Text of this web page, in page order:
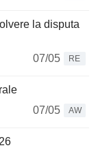
la disputa
07/05
RE
07/05
AW